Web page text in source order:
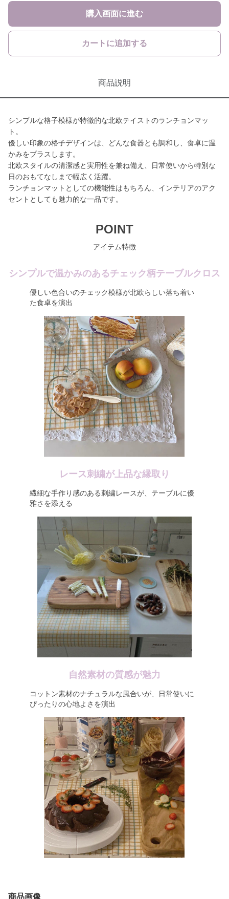
購入画面に進む
カートに追加する
商品説明
シンプルな格子模様が特徴的な北欧テイストのランチョンマッ
ト。
優しい印象の格子デザインは、どんな食器とも調和し、食卓に温
かみをプラスします。
北欧スタイルの清潔感と実用性を兼ね備え、日常使いから特別な
日のおもてなしまで幅広く活躍。
ランチョンマットとしての機能性はもちろん、インテリアのアク
セントとしても魅力的な一品です。
POINT
アイテム特徴
シンプルで温かみのあるチェック柄テーブルクロス
優しい色合いのチェック模様が北欧らしい落ち着い
た食卓を演出
レース刺繍が上品な縁取り
繊細な手作り感のある刺繍レースが、テーブルに優
雅さを添える
自然素材の質感が魅力
コットン素材のナチュラルな風合いが、日常使いに
ぴったりの心地よさを演出
商品画像